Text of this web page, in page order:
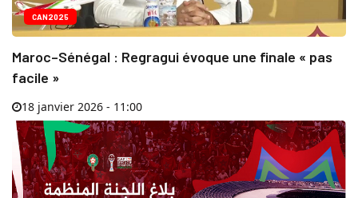
CAN2025
Maroc–Sénégal : Regragui évoque une finale « pas
facile »
18 janvier 2026 - 11:00